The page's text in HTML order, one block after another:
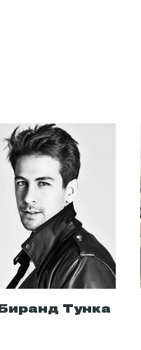
Биранд Тунка